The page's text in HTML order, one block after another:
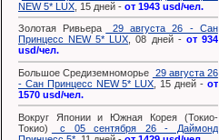
NEW 5* LUX, 15 дней - от 1943 usd/чел.
Золотая Ривьера
29 августа 26 - Сан
Принцесс NEW 5* LUX , 08 дней - от 934
usd/чел.
Большое Средиземноморье 29 августа 26
- Сан Принцесс NEW 5* LUX , 15 дней - от
1570 usd/чел.
Вокруг Японии и Южная Корея (Токио-
Токио)
с 05 сентября 26 - Даймонд